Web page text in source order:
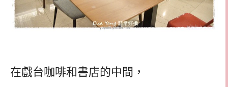
在戲台咖啡和書店的中間，